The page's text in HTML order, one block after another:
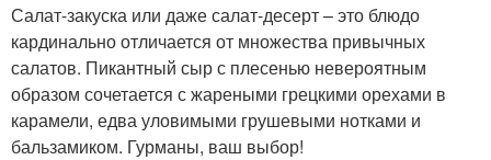
Салат-закуска или даже салат-десерт – это блюдо
кардинально отличается от множества привычных
салатов. Пикантный сыр с плесенью невероятным
образом сочетается с жареными грецкими орехами в
карамели, едва уловимыми грушевыми нотками и
бальзамиком. Гурманы, ваш выбор!